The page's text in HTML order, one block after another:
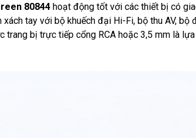
80844 hoạt động tốt với các thiết bị có
xách tay với bộ khuếch đại Hi-Fi, bộ thu AV, bộ
trang bị trực tiếp cổng RCA hoặc 3,5 mm là